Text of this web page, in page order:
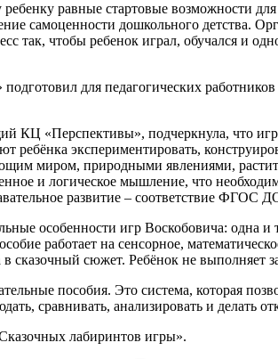
ребенку равные стартовые возможности
самоценности дошкольного детства.
так, чтобы ребенок играл, обучался и
для педагогических
КЦ «Перспективы», подчеркнула, что
экспериментировать,
миром, природными явлениями,
и логическое мышление, что
развитие – соответствие ФГОС
особенности игр Воскобовича: одна
работает на сенсорное,
сказочный сюжет. Ребёнок не выполняет
пособия. Это система, которая
сравнивать, анализировать и делать
лабиринтов игры».